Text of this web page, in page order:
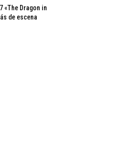
«The Dragon in
de escena